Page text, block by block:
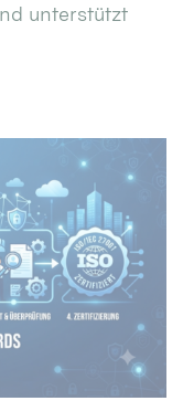
unterstützt